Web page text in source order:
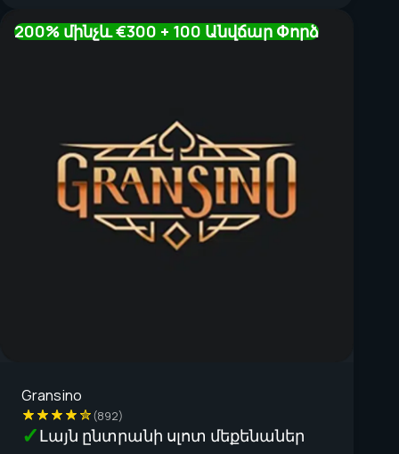
Gransino
(892)
Լայն ընտրանի սլոտ մեքենաներ
200% մինչև €300 + 100 Անվճար Փորձ